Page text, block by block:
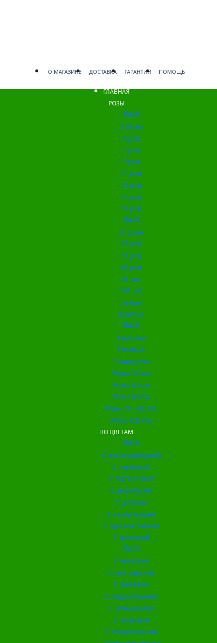
О МАГАЗИНЕ ДОСТАВКА ГАРАНТИИ ПОМОЩЬ
ГЛАВНАЯ
РОЗЫ
Back
3 розы
5 роз
7 роз
9 роз
11 роз
15 роз
17 роз
19 роз
Back
21 роза
25 роз
35 роз
45 роз
51 шт.
101 шт.
Белые
Жёлтые
Back
Красные
Розовые
Поштучно
Розы 40 см.
Розы 50 см.
Розы 60 см.
Розы 70 - 80 см.
Розы 100 см.
ПО ЦВЕТАМ
Back
С альстромерией
С герберой
С гортензией
С диантусом
С розами
С тюльпанами
С хризантемами
С эустомой
Back
С ирисами
С гипсофилой
С лилиями
С подсолнухами
С ромашками
С пионами
С гладиолусами